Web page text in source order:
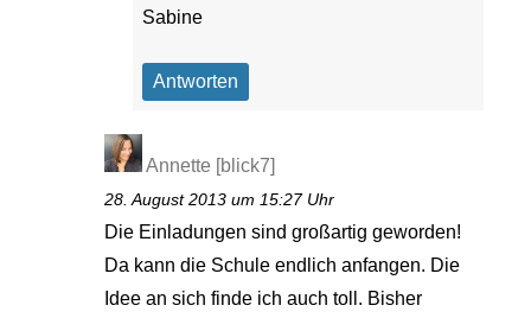
Sabine
Antworten
Annette [blick7]
28. August 2013 um 15:27 Uhr
Die Einladungen sind großartig geworden!
Da kann die Schule endlich anfangen. Die
Idee an sich finde ich auch toll. Bisher